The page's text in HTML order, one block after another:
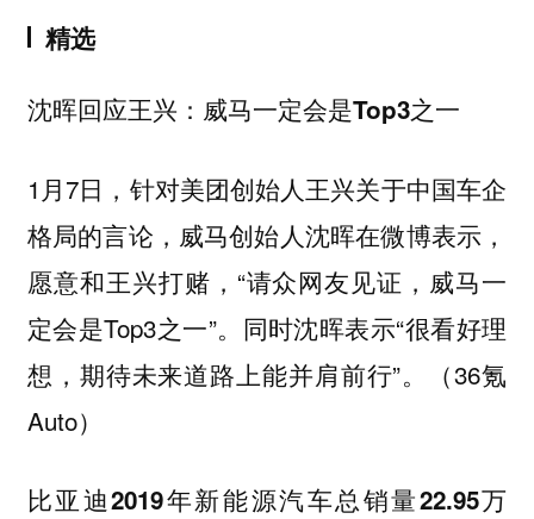
精选
沈晖回应王兴：威马一定会是Top3之一
1月7日，针对美团创始人王兴关于中国车企
格局的言论，威马创始人沈晖在微博表示，
愿意和王兴打赌，“请众网友见证，威马一
定会是Top3之一”。同时沈晖表示“很看好理
想，期待未来道路上能并肩前行”。（36氪
Auto）
比亚迪2019年新能源汽车总销量22.95万